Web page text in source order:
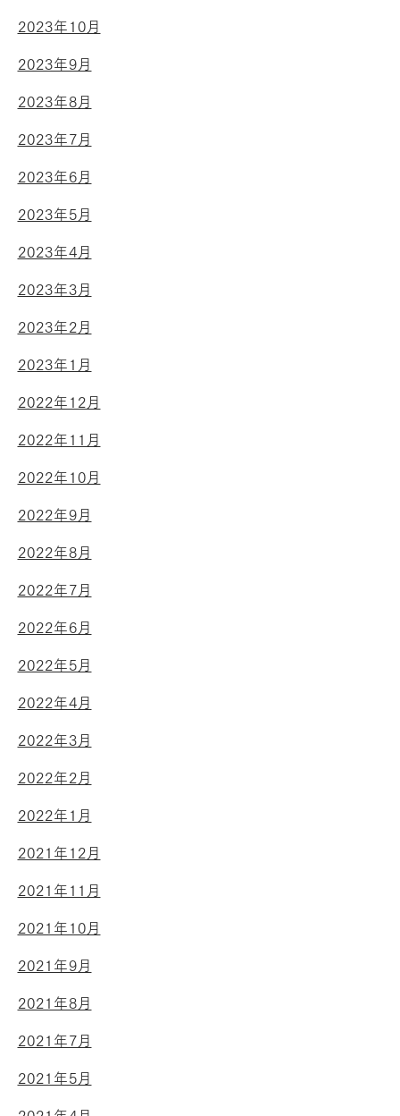
2023年10月
2023年9月
2023年8月
2023年7月
2023年6月
2023年5月
2023年4月
2023年3月
2023年2月
2023年1月
2022年12月
2022年11月
2022年10月
2022年9月
2022年8月
2022年7月
2022年6月
2022年5月
2022年4月
2022年3月
2022年2月
2022年1月
2021年12月
2021年11月
2021年10月
2021年9月
2021年8月
2021年7月
2021年5月